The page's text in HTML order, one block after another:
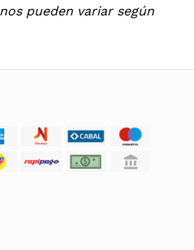
pueden variar según